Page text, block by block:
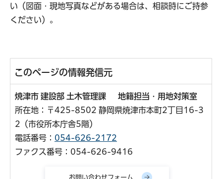
い（図面・現地写真などがある場合は、相談時にご持参
ください）。
このページの情報発信元
焼津市 建設部 土木管理課 地籍担当・用地対策室
所在地：〒425-8502 静岡県焼津市本町2丁目16-3
2（市役所本庁舎5階）
電話番号： 054-626-2172
ファクス番号：054-626-9416